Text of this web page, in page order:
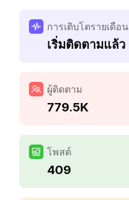
การเติบโตรายเดือน
เริ่มติดตามแล้ว
ผู้ติดตาม
779.5K
โพสต์
409